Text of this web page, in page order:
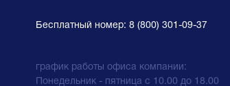
Бесплатный номер: 8 (800) 301-09-37
график работы офиса компании:
Понедельник - пятница с 10.00 до 18.00